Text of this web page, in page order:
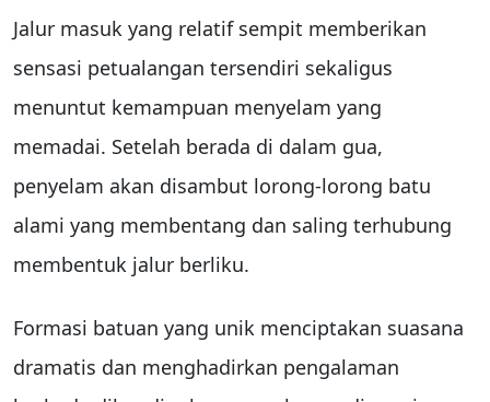
Jalur masuk yang relatif sempit memberikan
sensasi petualangan tersendiri sekaligus
menuntut kemampuan menyelam yang
memadai. Setelah berada di dalam gua,
penyelam akan disambut lorong-lorong batu
alami yang membentang dan saling terhubung
membentuk jalur berliku.
Formasi batuan yang unik menciptakan suasana
dramatis dan menghadirkan pengalaman